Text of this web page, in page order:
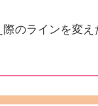
のラインを変え